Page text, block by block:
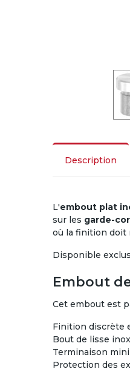
Description
L'embout plat
sur les garde-
où la finition doit
Disponible
Embout
Cet embout est
Finition discrète
Bout de lisse
Terminaison
Protection des